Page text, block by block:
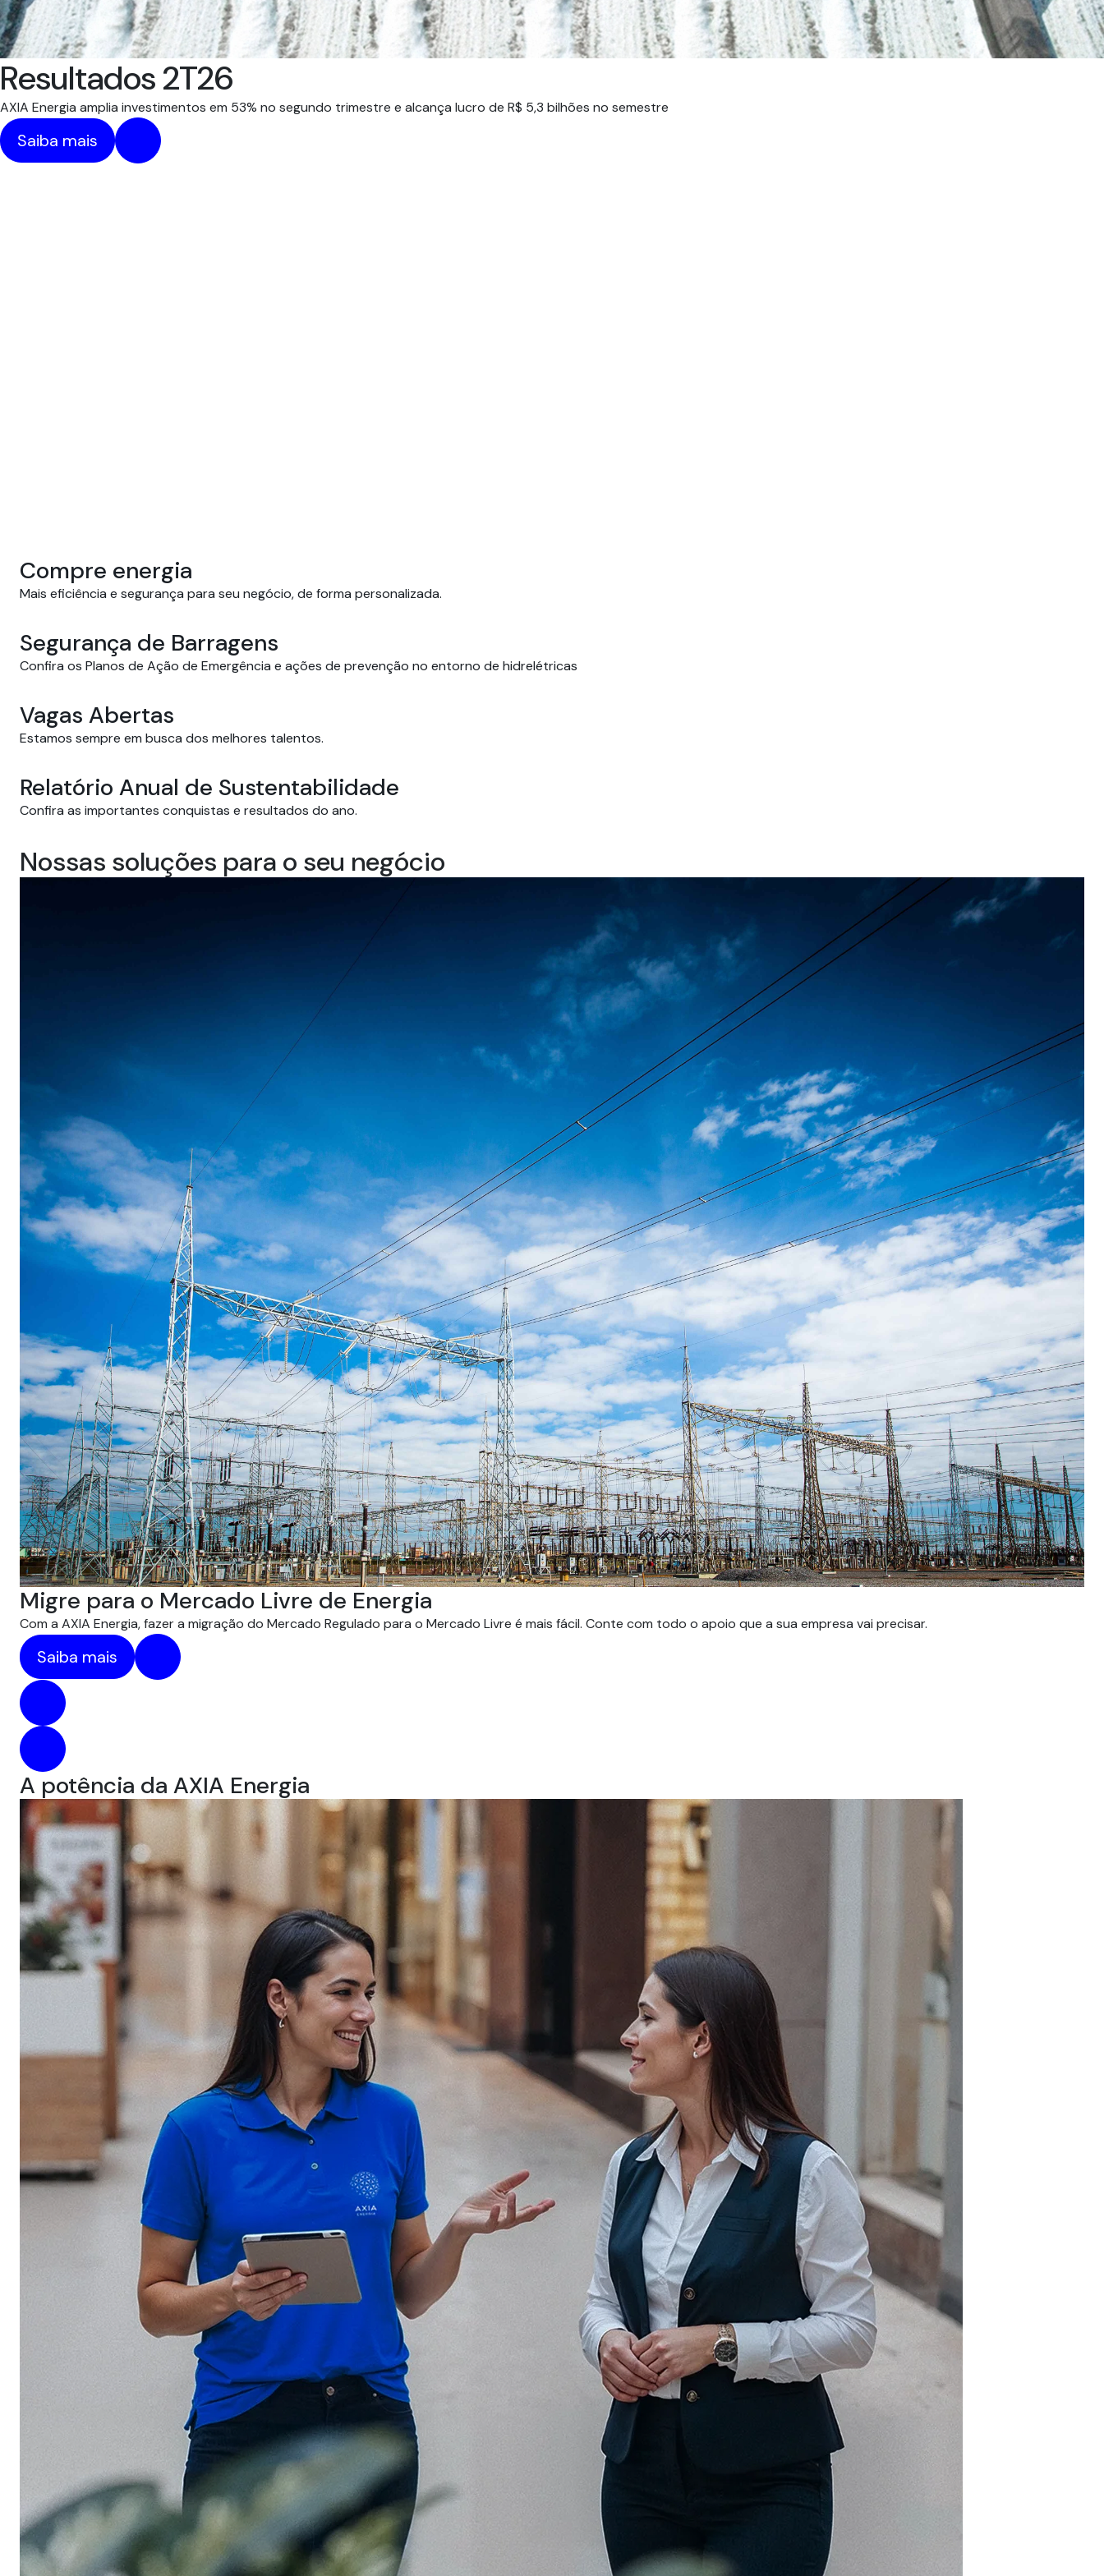
Fundos Regionais
Resultados 2T26
AXIA Energia amplia investimentos em 53% no segundo trimestre e alcança lucro de R$ 5,3 bilhões no semestre
Saiba mais
Compre energia
Mais eficiência e segurança para seu negócio, de forma personalizada.
Segurança de Barragens
Confira os Planos de Ação de Emergência e ações de prevenção no entorno de hidrelétricas
Vagas Abertas
Estamos sempre em busca dos melhores talentos.
Relatório Anual de Sustentabilidade
Confira as importantes conquistas e resultados do ano.
Nossas soluções para o seu negócio
Migre para o Mercado Livre de Energia
Com a AXIA Energia, fazer a migração do Mercado Regulado para o Mercado Livre é mais fácil. Conte com todo o apoio que a sua empresa vai precisar.
Saiba mais
A potência da AXIA Energia